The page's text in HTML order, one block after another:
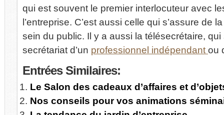
qui est souvent le premier interlocuteur avec
l’entreprise. C’est aussi celle qui s’assure de
sein du public. Il y a aussi la télésecrétaire,
secrétariat d’un professionnel indépendant ou
EntréesSimilaires:
Le Salon des cadeaux d’affaires et
Nos conseils pour vos animations